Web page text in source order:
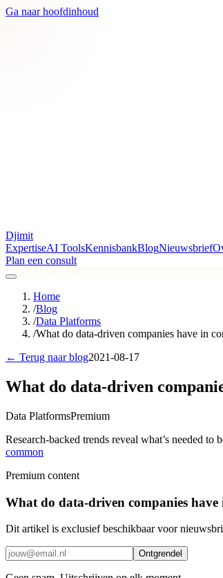
Ga naar hoofdinhoud
Djimit
ExpertiseAI ToolsKennisbankBlogNieuwsbrief
Plan een consult
Home
/Blog
/Data Platforms
/What do data-driven companies have in
← Terug naar blog2021-08-17
What do data-driven
Data PlatformsPremium
Research-backed trends reveal what’s needed
common
Premium content
What do data-driven companies have
Dit artikel is exclusief beschikbaar voor
Ontgrendel